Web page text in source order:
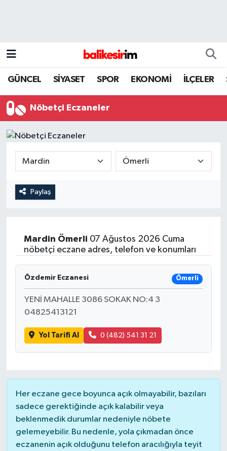
GÜNCEL SİYASET SPOR EKONOMİ İLÇELER
Nöbetçi Eczaneler
Paylaş
Mardin Ömerli 07 Ağustos 2026 Cuma
nöbetçi eczane adres, telefon ve konumları
Özdemir Eczanesi Ömerli
YENİ MAHALLE 3086 SOKAK NO:4 3
04825413121
Yol Tarifi Al 0 (482) 541 31 21
Her eczane gece boyunca açık olmayabilir, bazıları
sadece gerektiğinde açık kalabilir veya
beklenmedik durumlar nedeniyle nöbete
gelemeyebilir. Bu nedenle, yola çıkmadan önce
eczanenin açık olduğunu telefon aracılığıyla teyit